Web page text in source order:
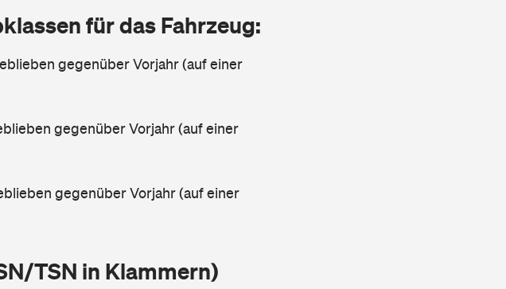
für das Fahrzeug:
gegenüber Vorjahr (auf einer
gegenüber Vorjahr (auf einer
gegenüber Vorjahr (auf einer
TSN in Klammern)